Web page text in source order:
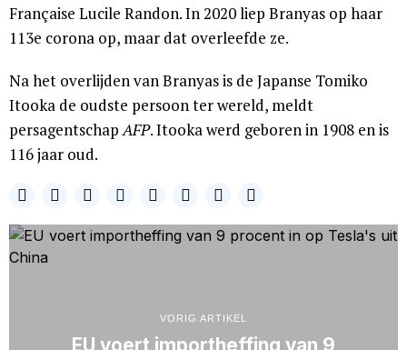
Française Lucile Randon. In 2020 liep Branyas op haar
113e corona op, maar dat overleefde ze.
Na het overlijden van Branyas is de Japanse Tomiko
Itooka de oudste persoon ter wereld, meldt
persagentschapAFP. Itooka werd geboren in 1908 en is
116 jaar oud.
VORIG ARTIKEL
EU voert importheffing van 9